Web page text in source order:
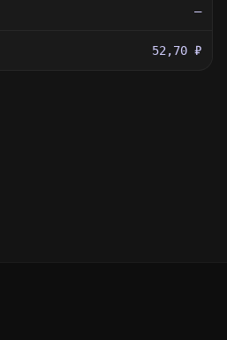
—
52,70 ₽